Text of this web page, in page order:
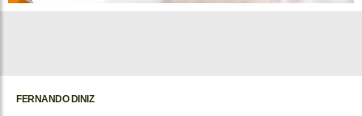
FERNANDO DINIZ